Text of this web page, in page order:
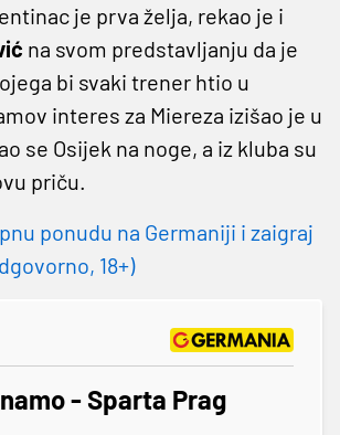
je prva želja, rekao je i
na svom predstavljanju da je
bi svaki trener htio u
interes za Miereza izišao je u
se Osijek na noge, a iz kluba su
priču.
ponudu na Germaniji i zaigraj
18+)
- Sparta Prag